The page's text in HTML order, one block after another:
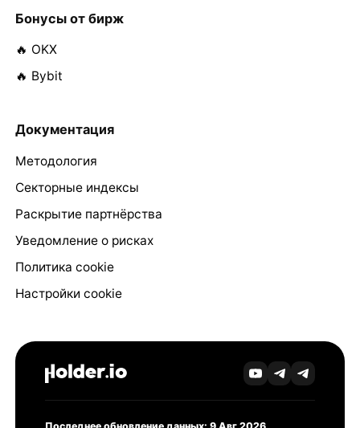
Бонусы от бирж
🔥 OKX
🔥 Bybit
Документация
Методология
Секторные индексы
Раскрытие партнёрства
Уведомление о рисках
Политика cookie
Настройки cookie